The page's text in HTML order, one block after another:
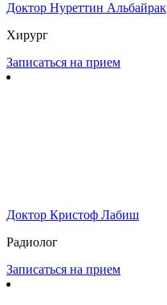
Доктор Нуреттин Альбайрак
Хирург
Записаться на прием
Доктор Кристоф Лабиш
Радиолог
Записаться на прием